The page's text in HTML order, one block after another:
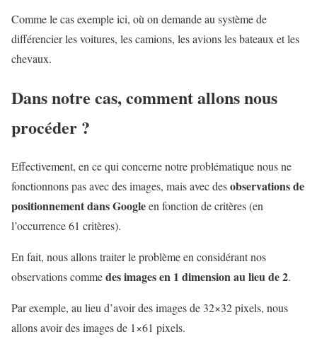
Comme le cas exemple ici, où on demande au système de
différencier les voitures, les camions, les avions les bateaux et les
chevaux.
Dans notre cas, comment allons nous
procéder ?
Effectivement, en ce qui concerne notre problématique nous ne
fonctionnons pas avec des images, mais avec desobservations de
positionnement dans Googleen fonction de critères (en
l’occurrence 61 critères).
En fait, nous allons traiter le problème en considérant nos
observations commedes images en 1 dimension au lieu de 2.
Par exemple, au lieu d’avoir des images de 32×32 pixels, nous
allons avoir des images de 1×61 pixels.